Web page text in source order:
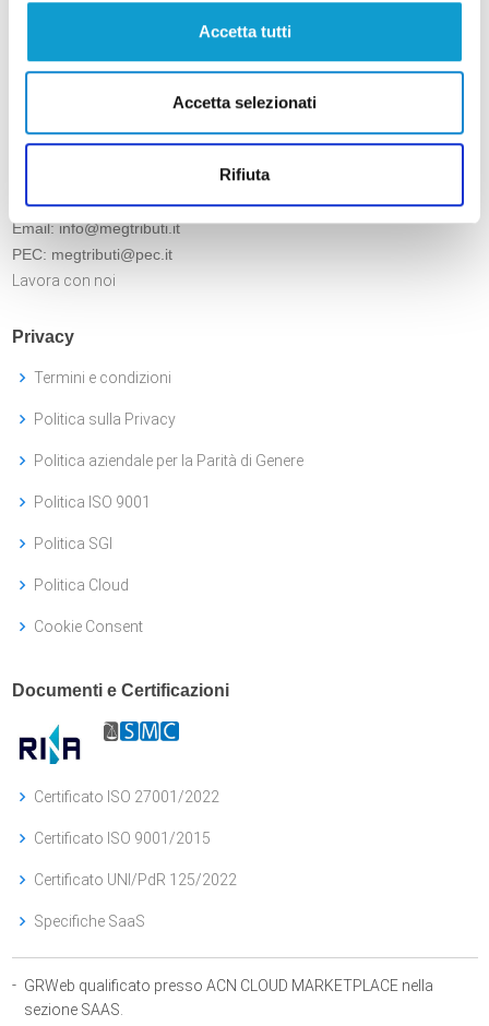
Accetta tutti
Accetta selezionati
Rifiuta
MEG Tributi S.p.A.
: Via Lima 28, Roma
Sant'Angelo (TE) c/o Mail Express Group S.p.A.
P.IVA e C.F. 16215731007 - RM-1642419
Tel.:085 8071970
Email: info@megtributi.it
PEC: megtributi@pec.it
Lavora con noi
Privacy
Termini e condizioni
Politica sulla Privacy
Politica aziendale per la Parità di Genere
Politica ISO 9001
Politica SGI
Politica Cloud
Cookie Consent
Documenti e Certificazioni
Certificato ISO 27001/2022
Certificato ISO 9001/2015
Certificato UNI/PdR 125/2022
Specifiche SaaS
- GRWeb qualificato presso ACN CLOUD MARKETPLACE nella
sezione SAAS.